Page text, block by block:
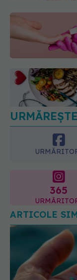
365
ARTICOLE